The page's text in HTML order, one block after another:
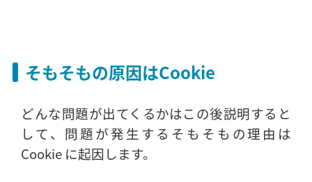
そもそもの原因はCookie
どんな問題が出てくるかはこの後説明すると
して、問題が発生するそもそもの理由は
Cookie に起因します。